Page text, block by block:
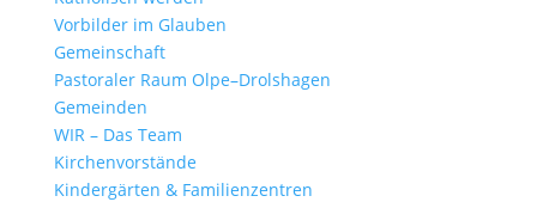
Vorbilder im Glauben
Gemein­schaft
Pasto­raler Raum Olpe–Drolshagen
Gemeinden
WIR – Das Team
Kirchen­vor­stände
Kinder­gärten & Familienzentren